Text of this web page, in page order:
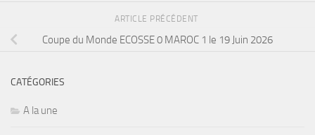
ARTICLE PRÉCÉDENT
Coupe du Monde ECOSSE 0 MAROC 1 le 19 Juin 2026
CATÉGORIES
A la une